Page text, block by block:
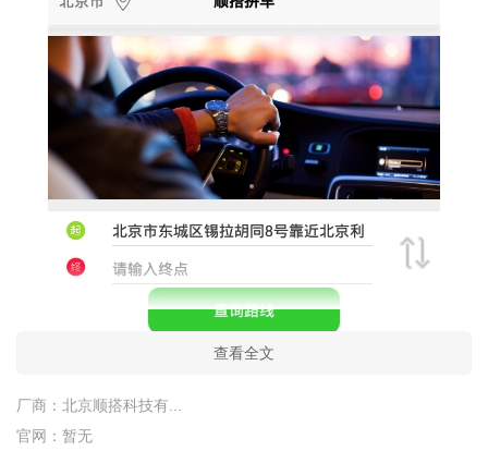
查看全文
厂商： 北京顺搭科技有...
官网： 暂无